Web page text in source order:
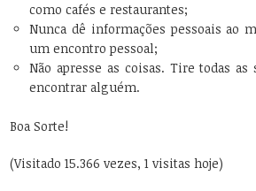
como cafés e restaurantes;
Nunca dê informações pessoais ao
um encontro pessoal;
Não apresse as coisas. Tire todas as
encontrar alguém.
Boa Sorte!
(Visitado 15.366 vezes, 1 visitas hoje)